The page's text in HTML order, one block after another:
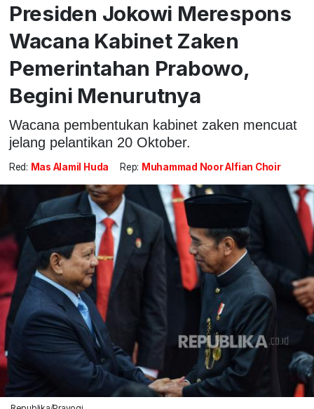
Presiden Jokowi Merespons
Wacana Kabinet Zaken
Pemerintahan Prabowo,
Begini Menurutnya
Wacana pembentukan kabinet zaken mencuat
jelang pelantikan 20 Oktober.
Red: Mas Alamil Huda Rep: Muhammad Noor Alfian Choir